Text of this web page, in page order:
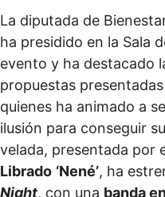
La diputada de
ha presidido en la Sala
evento y ha destacado
propuestas
quienes ha animado a
ilusión para conseguir
velada, presentada por
Librado ‘Nené’, ha
Night, con una banda